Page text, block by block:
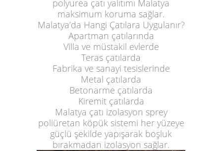
polyurea çatı yalıtımı Malatya
maksimum koruma sağlar.
Malatya’da Hangi Çatılara Uygulanır?
Apartman çatılarında
Villa ve müstakil evlerde
Teras çatılarda
Fabrika ve sanayi tesislerinde
Metal çatılarda
Betonarme çatılarda
Kiremit çatılarda
Malatya çatı izolasyon sprey
poliüretan köpük sistemi her yüzeye
güçlü şekilde yapışarak boşluk
bırakmadan izolasyon sağlar.